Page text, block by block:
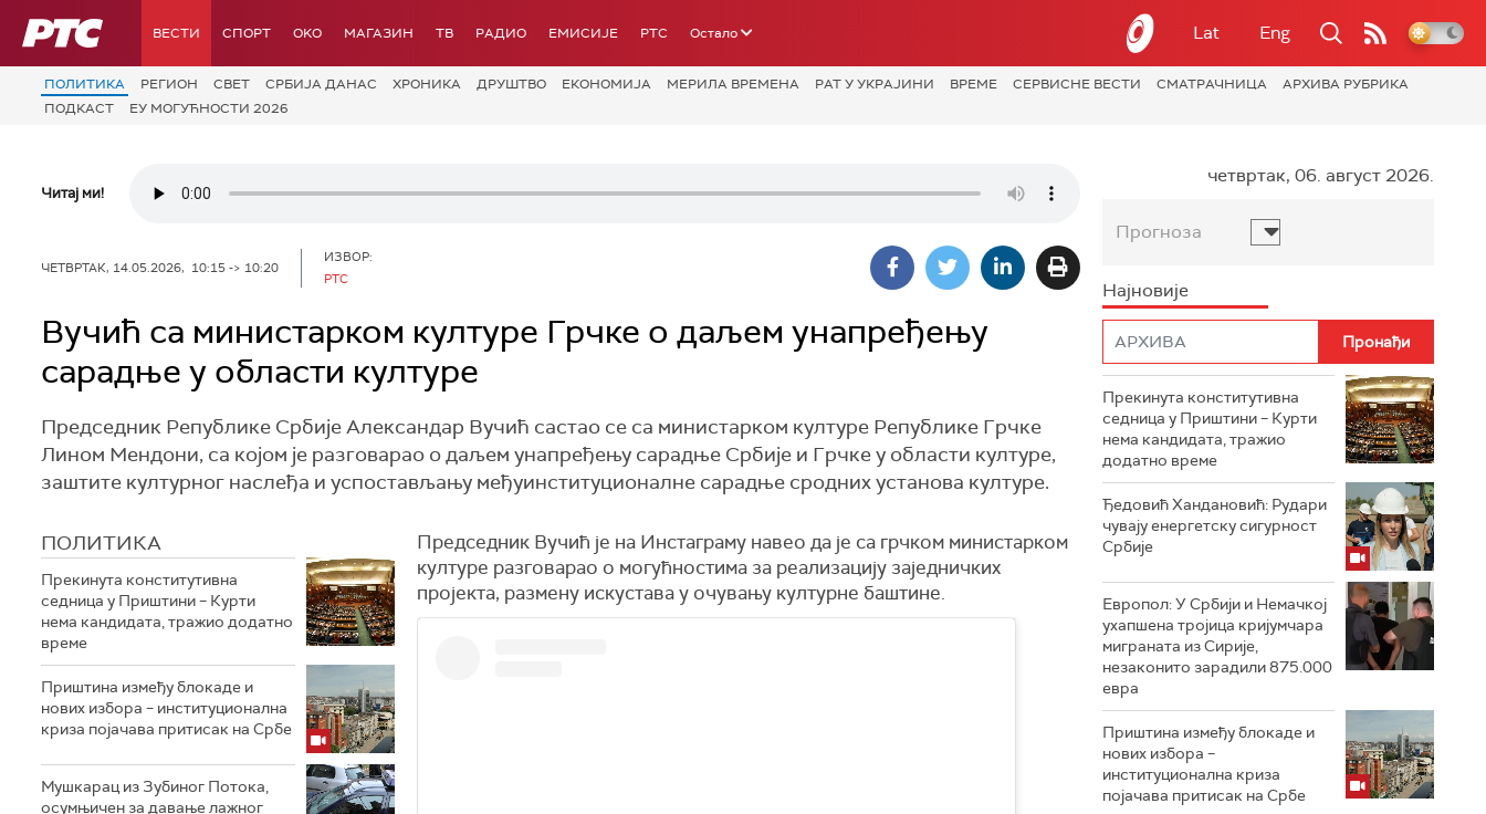
РТС ВЕСТИ СПОРТ OKO МАГАЗИН ТВ РАДИО ЕМИСИЈЕ РТС Остало Lat Eng
ПОЛИТИКА РЕГИОН СВЕТ СРБИЈА ДАНАС ХРОНИКА ДРУШТВО ЕКОНОМИЈА МЕРИЛА ВРЕМЕНА РАТ У УКРАЈИНИ ВРЕМЕ СЕРВИСНЕ ВЕСТИ СМАТРАЧНИЦА
АРХИВА РУБРИКА
ПОДКАСТ
ЕУ МОГУЋНОСТИ 2026
Читај ми!
ЧЕТВРТАК, 14.05.2026, 10:15 -> 10:20
ИЗВОР:
РТС
Вучић са министарком културе Грчке о даљем унапређењу
сарадње у области културе
Председник Републике Србије Александар Вучић састао се са министарком културе Републике Грчке
Лином Мендони, са којом је разговарао о даљем унапређењу сарадње Србије и Грчке у области културе,
заштите културног наслеђа и успостављању међуинституционалне сарадње сродних установа културе.
ПОЛИТИКА
Прекинута конститутивна
седница у Приштини – Курти
нема кандидата, тражио додатно
време
Приштина између блокаде и
нових избора – институционална
криза појачава притисак на Србе
Мушкарац из Зубиног Потока,
осумњичен за давање лажног
Председник Вучић је на Инстаграму навео да је са грчком министарком
културе разговарао о могућностима за реализацију заједничких
пројекта, размену искустава у очувању културне баштине.
четвртак, 06. август 2026.
Прогноза
Најновије
Прекинута конститутивна
седница у Приштини – Курти
нема кандидата, тражио
додатно време
Ђедовић Хандановић: Рудари
чувају енергетску сигурност
Србије
Европол: У Србији и Немачкој
ухапшена тројица кријумчара
миграната из Сирије,
незаконито зарадили 875.000
евра
Приштина између блокаде и
нових избора –
институционална криза
појачава притисак на Србе